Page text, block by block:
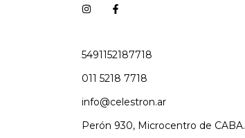
5491152187718
011 5218 7718
info@celestron.ar
Perón 930, Microcentro de CABA.